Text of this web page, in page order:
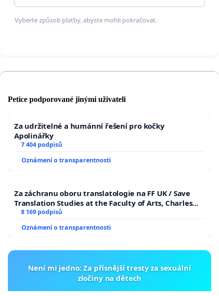
Vyberte způsob platby, abyste mohli pokračovat.
Petice podporované jinými uživateli
Za udržitelné a humánní řešení pro kočky
Apolinářky
7 404 podpisů
Oznámení o transparentnosti
Za záchranu oboru translatologie na FF UK / Save
Translation Studies at the Faculty of Arts, Charles
University
8 169 podpisů
Oznámení o transparentnosti
Není mi jedno: Za přísnější tresty za sexuální
zločiny na dětech